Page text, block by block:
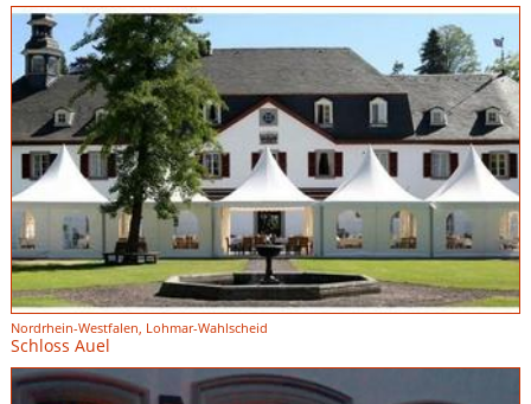
Nordrhein-Westfalen, Lohmar-Wahlscheid
Schloss Auel